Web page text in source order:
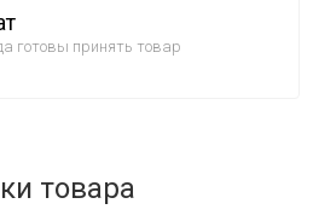
готовы принять товар
товара